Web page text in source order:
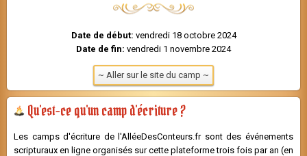
Date de début: vendredi 18 octobre 2024
Date de fin: vendredi 1 novembre 2024
~ Aller sur le site du camp ~
Qu'est-ce qu'un camp d'écriture ?
Les camps d'écriture de l'AlléeDesConteurs.fr sont des événements
scripturaux en ligne organisés sur cette plateforme trois fois par an (en